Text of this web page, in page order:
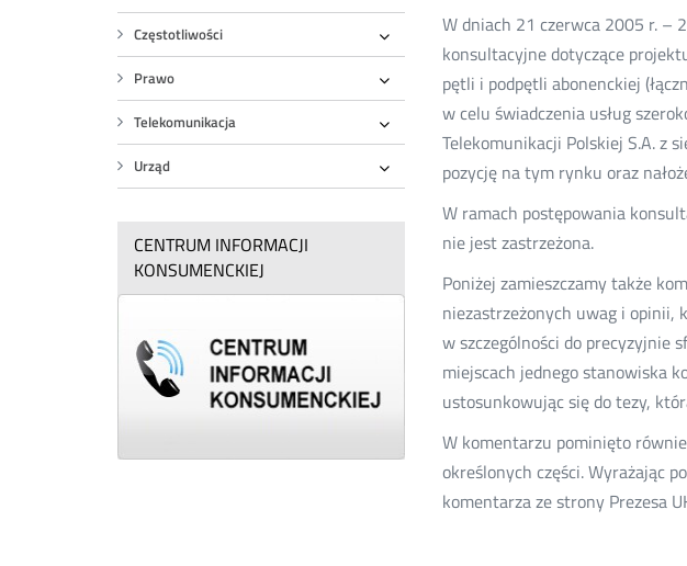
Częstotliwości
Rozwiń
Prawo
Rozwiń
Telekomunikacja
Rozwiń
Urząd
Rozwiń
CENTRUM INFORMACJI
KONSUMENCKIEJ
W dniach 21 czerwca 2005 r. –
konsultacyjne dotyczące
pętli i podpętli abonenckiej
w celu świadczenia usług
Telekomunikacji Polskiej S.A. z
pozycję na tym rynku oraz
W ramach postępowania
nie jest zastrzeżona.
Poniżej zamieszczamy także
niezastrzeżonych uwag i opinii,
w szczególności do precyzyjnie
miejscach jednego stanowiska
ustosunkowując się do tezy,
W komentarzu pominięto
określonych części. Wyrażając
komentarza ze strony Prezesa